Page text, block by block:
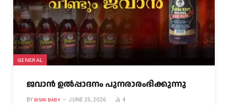
GENERAL
ജവാൻ ഉൽപ്പാദനം പുനരാരംഭിക്കുന്നു
BY BISMI BABY JUNE 25, 2026 4